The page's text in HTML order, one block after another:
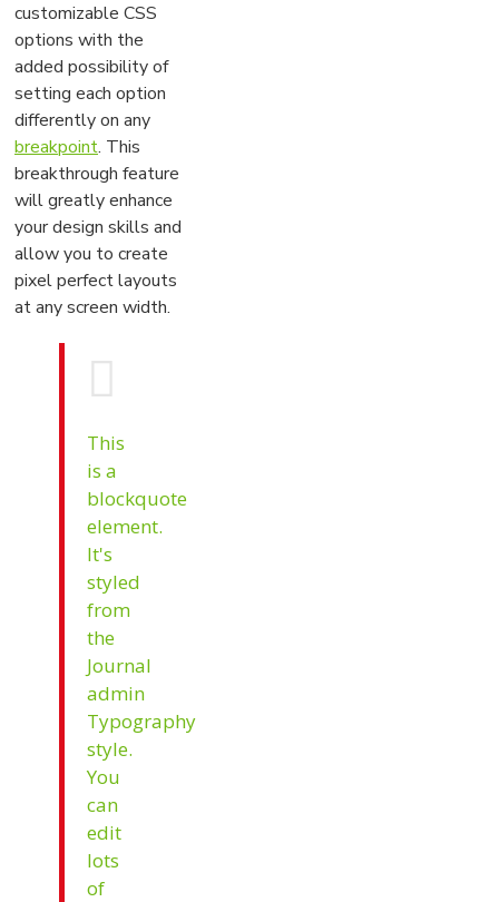
customizable CSS
options with the
added possibility of
setting each option
differently on any
breakpoint. This
breakthrough feature
will greatly enhance
your design skills and
allow you to create
pixel perfect layouts
at any screen width.
This
is a
blockquote
element.
It's
styled
from
the
Journal
admin
Typography
style.
You
can
edit
lots
of